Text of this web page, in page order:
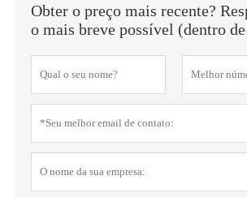
Obter o preço mais recente?
o mais breve possível (dentro